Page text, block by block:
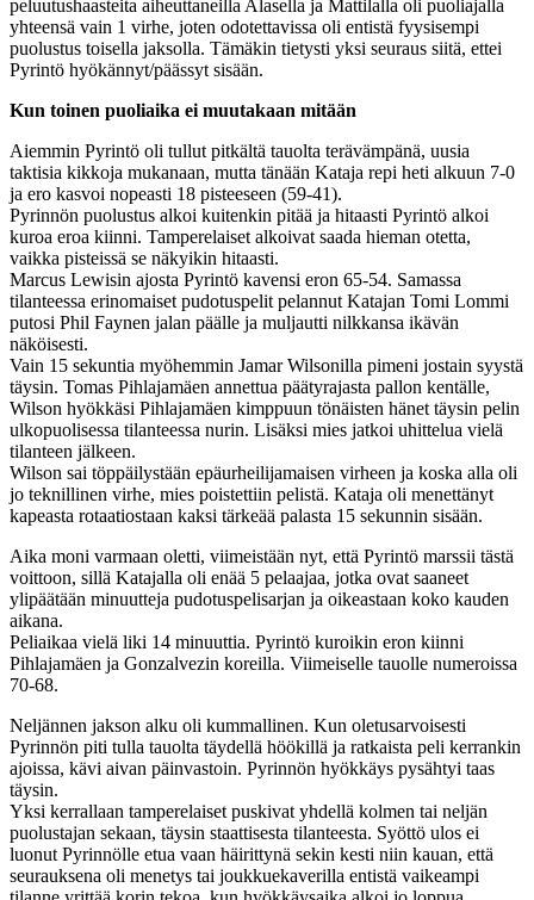
peluutushaasteita aiheuttaneilla Alasella ja Mattilalla oli puoliajalla
yhteensä vain 1 virhe, joten odotettavissa oli entistä fyysisempi
puolustus toisella jaksolla. Tämäkin tietysti yksi seuraus siitä, ettei
Pyrintö hyökännyt/päässyt sisään.
Kun toinen puoliaika ei muutakaan mitään
Aiemmin Pyrintö oli tullut pitkältä tauolta terävämpänä, uusia
taktisia kikkoja mukanaan, mutta tänään Kataja repi heti alkuun 7-0
ja ero kasvoi nopeasti 18 pisteeseen (59-41).
Pyrinnön puolustus alkoi kuitenkin pitää ja hitaasti Pyrintö alkoi
kuroa eroa kiinni. Tamperelaiset alkoivat saada hieman otetta,
vaikka pisteissä se näkyikin hitaasti.
Marcus Lewisin ajosta Pyrintö kavensi eron 65-54. Samassa
tilanteessa erinomaiset pudotuspelit pelannut Katajan Tomi Lommi
putosi Phil Faynen jalan päälle ja muljautti nilkkansa ikävän
näköisesti.
Vain 15 sekuntia myöhemmin Jamar Wilsonilla pimeni jostain syystä
täysin. Tomas Pihlajamäen annettua päätyrajasta pallon kentälle,
Wilson hyökkäsi Pihlajamäen kimppuun tönäisten hänet täysin pelin
ulkopuolisessa tilanteessa nurin. Lisäksi mies jatkoi uhittelua vielä
tilanteen jälkeen.
Wilson sai töppäilystään epäurheilijamaisen virheen ja koska alla oli
jo teknillinen virhe, mies poistettiin pelistä. Kataja oli menettänyt
kapeasta rotaatiostaan kaksi tärkeää palasta 15 sekunnin sisään.
Aika moni varmaan oletti, viimeistään nyt, että Pyrintö marssii tästä
voittoon, sillä Katajalla oli enää 5 pelaajaa, jotka ovat saaneet
ylipäätään minuutteja pudotuspelisarjan ja oikeastaan koko kauden
aikana.
Peliaikaa vielä liki 14 minuuttia. Pyrintö kuroikin eron kiinni
Pihlajamäen ja Gonzalvezin koreilla. Viimeiselle tauolle numeroissa
70-68.
Neljännen jakson alku oli kummallinen. Kun oletusarvoisesti
Pyrinnön piti tulla tauolta täydellä höökillä ja ratkaista peli kerrankin
ajoissa, kävi aivan päinvastoin. Pyrinnön hyökkäys pysähtyi taas
täysin.
Yksi kerrallaan tamperelaiset puskivat yhdellä kolmen tai neljän
puolustajan sekaan, täysin staattisesta tilanteesta. Syöttö ulos ei
luonut Pyrinnölle etua vaan häirittynä sekin kesti niin kauan, että
seurauksena oli menetys tai joukkuekaverilla entistä vaikeampi